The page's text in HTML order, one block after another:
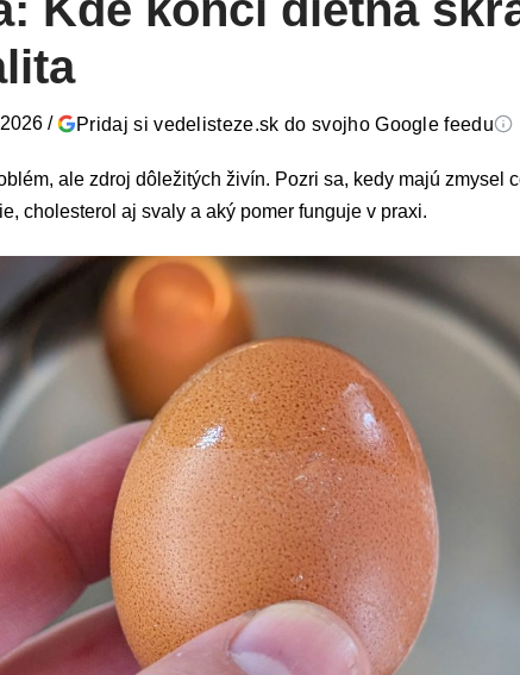
/ Pridaj si vedelisteze.sk do svojho Google feedu
ale zdroj dôležitých živín. Pozri sa, kedy majú zmysel
cholesterol aj svaly a aký pomer funguje v praxi.